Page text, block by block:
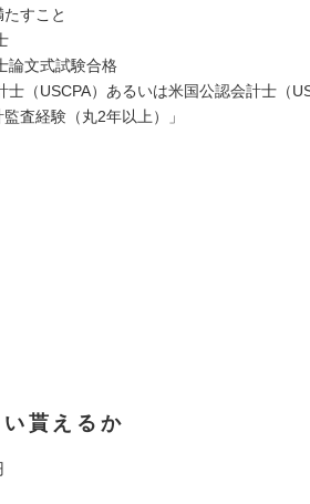
たすこと
論文式試験合格
（USCPA）あるいは米国公認会計士（
査経験（丸2年以上）」
貰えるか